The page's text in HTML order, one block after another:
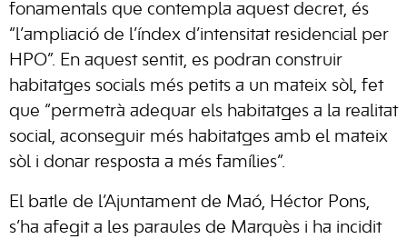
fonamentals que contempla aquest decret, és
“l’ampliació de l’índex d’intensitat residencial per
HPO”. En aquest sentit, es podran construir
habitatges socials més petits a un mateix sòl, fet
que “permetrà adequar els habitatges a la realitat
social, aconseguir més habitatges amb el mateix
sòl i donar resposta a més famílies”.
El batle de l’Ajuntament de Maó, Héctor Pons,
s’ha afegit a les paraules de Marquès i ha incidit